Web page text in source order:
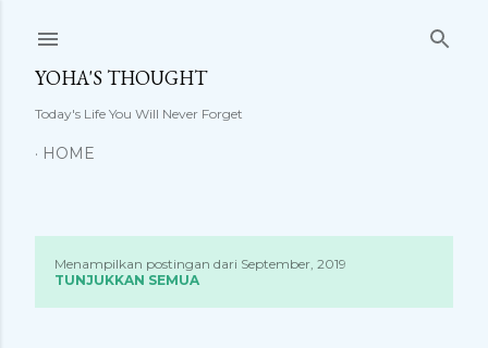
YOHA'S THOUGHT
Today's Life You Will Never Forget
HOME
Menampilkan postingan dari September, 2019
TUNJUKKAN SEMUA